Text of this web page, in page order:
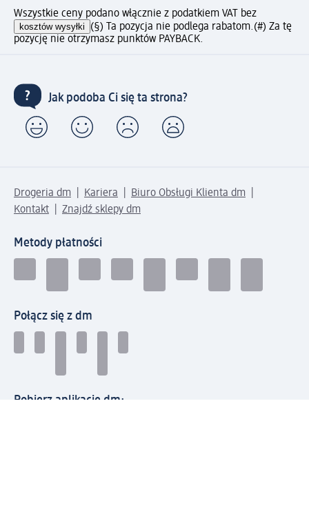
Wszystkie ceny podano włącznie z podatkiem VAT bez
kosztów wysyłki (§) Ta pozycja nie podlega rabatom.(#) Za tę
pozycję nie otrzymasz punktów PAYBACK.
Jak podoba Ci się ta strona?
Drogeria dm Kariera
Biuro Obsługi Klienta dm
Kontakt
Znajdź sklepy dm
Metody płatności
Połącz się z dm
Pobierz aplikację dm: